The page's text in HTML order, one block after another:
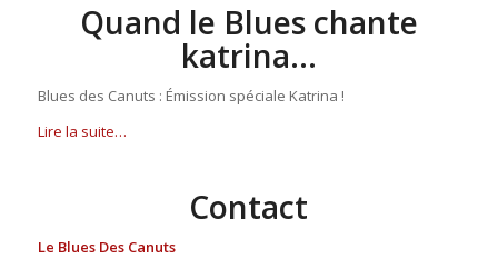
Quand le Blues chante
katrina…
Blues des Canuts : Émission spéciale Katrina !
Lire la suite…
Contact
Le Blues Des Canuts